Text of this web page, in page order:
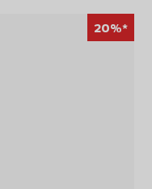
20%*